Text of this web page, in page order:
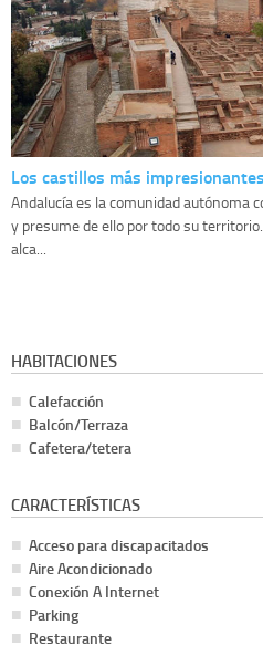
Los castillos más
Andalucía es la comunidad autónoma
y presume de ello por todo su
alca...
HABITACIONES
Calefacción
Balcón/Terraza
Cafetera/tetera
CARACTERÍSTICAS
Acceso para discapacitados
Aire Acondicionado
Conexión A Internet
Parking
Restaurante